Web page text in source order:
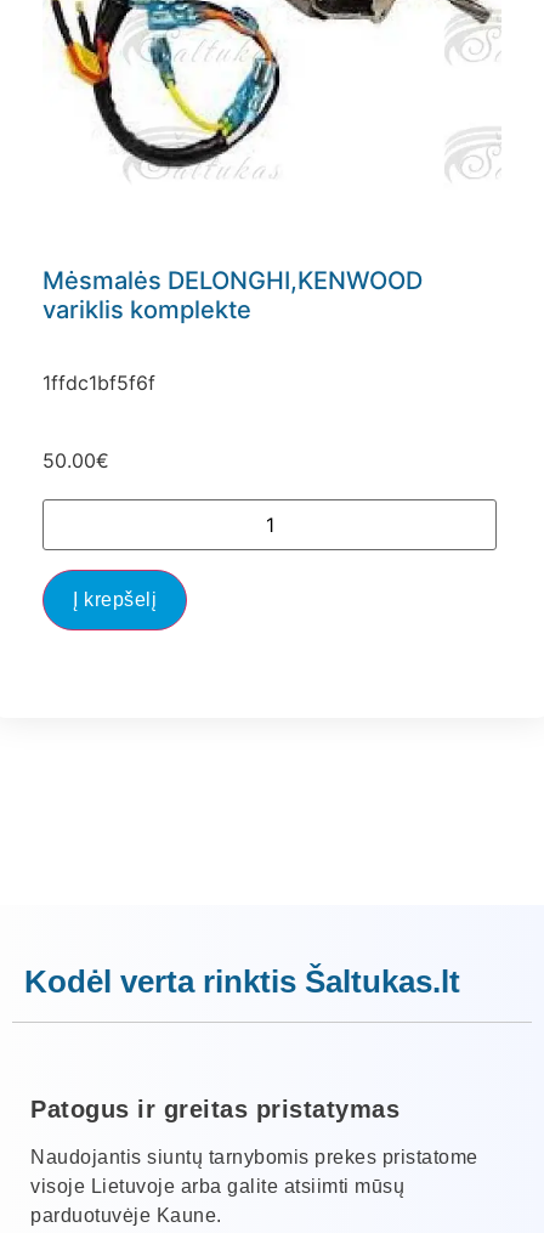
Mėsmalės DELONGHI,KENWOOD
variklis komplekte
1ffdc1bf5f6f
50.00€
Į krepšelį
Kodėl verta rinktis Šaltukas.lt
Patogus ir greitas pristatymas
Naudojantis siuntų tarnybomis prekes pristatome
visoje Lietuvoje arba galite atsiimti mūsų
parduotuvėje Kaune.